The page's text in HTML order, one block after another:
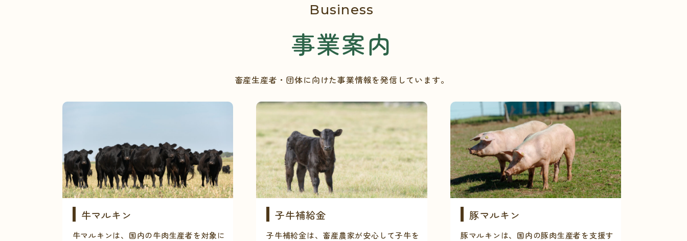
Business
事業案内
畜産生産者・団体に向けた事業情報を発信しています。
牛マルキン
牛マルキンは、国内の牛肉生産者を対象に
子牛補給金
子牛補給金は、畜産農家が安心して子牛を
豚マルキン
豚マルキンは、国内の豚肉生産者を支援す